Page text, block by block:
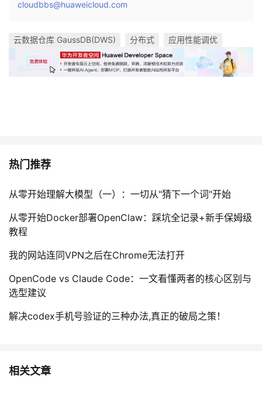
cloudbbs@huaweicloud.com
云数据仓库 GaussDB(DWS) 分布式 应用性能调优
热门推荐
从零开始理解大模型（一）：一切从"猜下一个词"开始
从零开始Docker部署OpenClaw：踩坑全记录+新手保姆级
教程
我的网站连同VPN之后在Chrome无法打开
OpenCode vs Claude Code：一文看懂两者的核心区别与
选型建议
解决codex手机号验证的三种办法,真正的破局之策！
相关文章